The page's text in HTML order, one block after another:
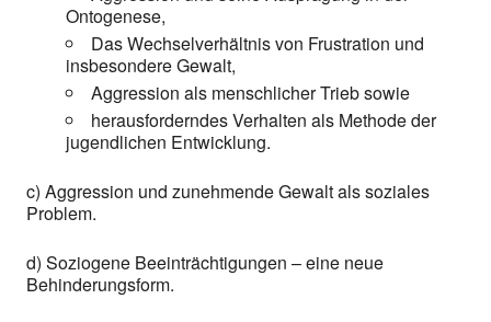
Ontogenese,
Das Wechselverhältnis von Frustration und
insbesondere Gewalt,
Aggression als menschlicher Trieb sowie
herausforderndes Verhalten als Methode der
jugendlichen Entwicklung.
c) Aggression und zunehmende Gewalt als soziales
Problem.
d) Soziogene Beeinträchtigungen – eine neue
Behinderungsform.